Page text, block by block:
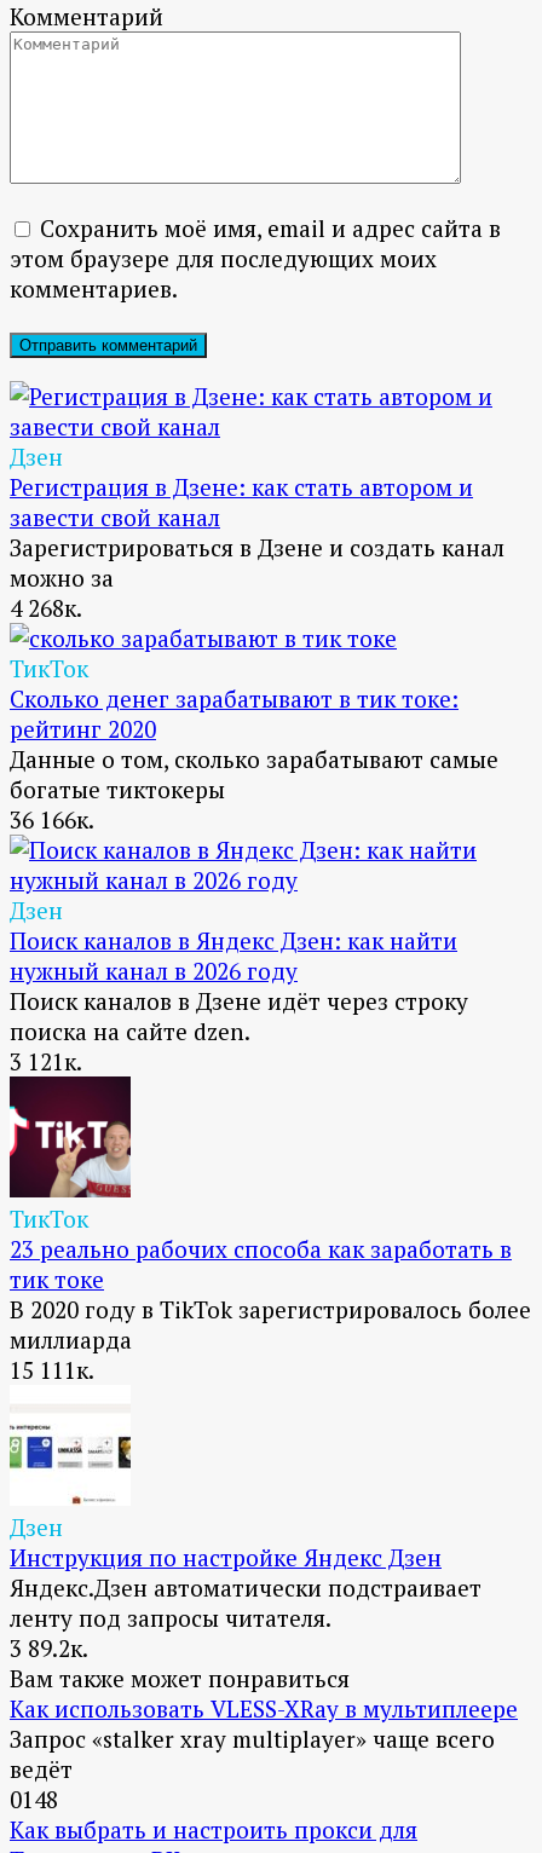
Комментарий
Сохранить моё имя, email и адрес сайта в
этом браузере для последующих моих
комментариев.
Дзен
Регистрация в Дзене: как стать автором и
завести свой канал
Зарегистрироваться в Дзене и создать канал
можно за
4 268к.
ТикТок
Сколько денег зарабатывают в тик токе:
рейтинг 2020
Данные о том, сколько зарабатывают самые
богатые тиктокеры
36 166к.
Дзен
Поиск каналов в Яндекс Дзен: как найти
нужный канал в 2026 году
Поиск каналов в Дзене идёт через строку
поиска на сайте dzen.
3 121к.
ТикТок
23 реально рабочих способа как заработать в
тик токе
В 2020 году в TikTok зарегистрировалось более
миллиарда
15 111к.
Дзен
Инструкция по настройке Яндекс Дзен
Яндекс.Дзен автоматически подстраивает
ленту под запросы читателя.
3 89.2к.
Вам также может понравиться
Как использовать VLESS-XRay в мультиплеере
Запрос «stalker xray multiplayer» чаще всего
ведёт
0148
Как выбрать и настроить прокси для